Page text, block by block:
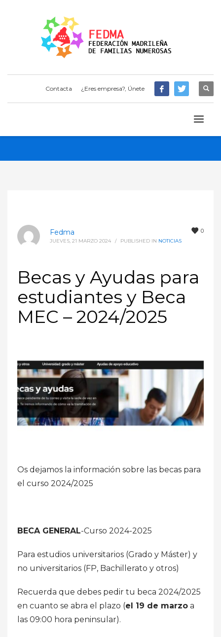
Contacta ¿Eres empresa?, Únete
0
Fedma
JUEVES, 21 MARZO 2024 / PUBLISHED IN NOTICIAS
Becas y Ayudas para
estudiantes y Beca
MEC – 2024/2025
Os dejamos la información sobre las becas para
el curso 2024/2025
BECA GENERAL-Curso 2024-2025
Para estudios universitarios (Grado y Máster) y
no universitarios (FP, Bachillerato y otros)
Recuerda que debes pedir tu beca 2024/2025
en cuanto se abra el plazo (el 19 de marzo a
las 09:00 hora peninsular).